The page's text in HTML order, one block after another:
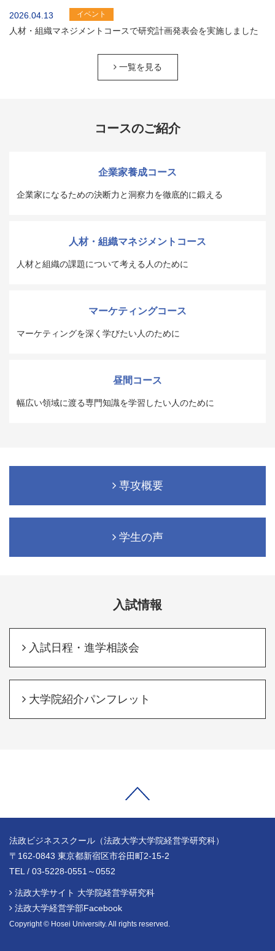
2026.04.13 イベント
人材・組織マネジメントコースで研究計画発表会を実施しました
一覧を見る
コースのご紹介
企業家養成コース
企業家になるための決断力と洞察力を徹底的に鍛える
人材・組織マネジメントコース
人材と組織の課題について考える人のために
マーケティングコース
マーケティングを深く学びたい人のために
昼間コース
幅広い領域に渡る専門知識を学習したい人のために
専攻概要
学生の声
入試情報
入試日程・進学相談会
大学院紹介パンフレット
法政ビジネススクール（法政大学大学院経営学研究科）
〒162-0843 東京都新宿区市谷田町2-15-2
TEL / 03-5228-0551～0552
法政大学サイト 大学院経営学研究科
法政大学経営学部Facebook
Copyright © Hosei University. All rights reserved.